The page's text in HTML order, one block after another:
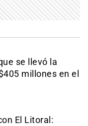
se llevó la
millones en el
El Litoral: